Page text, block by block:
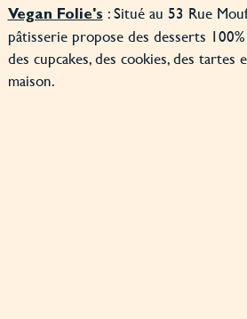
Vegan Folie's : Situé au 53 Rue
pâtisserie propose des desserts 100%
des cupcakes, des cookies, des tartes
maison.